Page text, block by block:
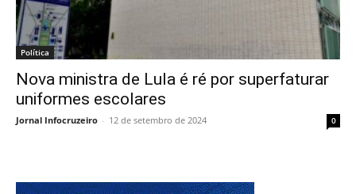
Política
Nova ministra de Lula é ré por superfaturar
uniformes escolares
Jornal Infocruzeiro - 12 de setembro de 2024 0